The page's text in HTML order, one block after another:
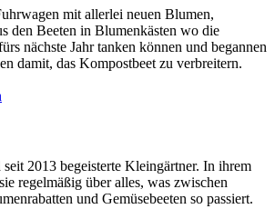
mit allerlei neuen Blumen,
den Beeten in Blumenkästen wo die
nächste Jahr tanken können und begannen
damit, das Kompostbeet zu verbreitern.
2013 begeisterte Kleingärtner. In ihrem
regelmäßig über alles, was zwischen
und Gemüsebeeten so passiert.